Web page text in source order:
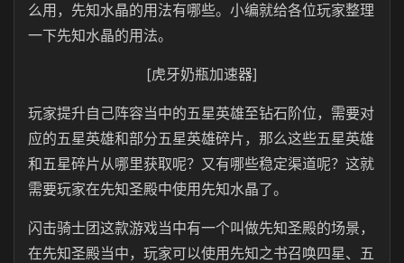
么用，先知水晶的用法有哪些。小编就给各位玩家整理
一下先知水晶的用法。
[虎牙奶瓶加速器]
玩家提升自己阵容当中的五星英雄至钻石阶位，需要对
应的五星英雄和部分五星英雄碎片，那么这些五星英雄
和五星碎片从哪里获取呢？又有哪些稳定渠道呢？这就
需要玩家在先知圣殿中使用先知水晶了。
闪击骑士团这款游戏当中有一个叫做先知圣殿的场景，
在先知圣殿当中，玩家可以使用先知之书召唤四星、五